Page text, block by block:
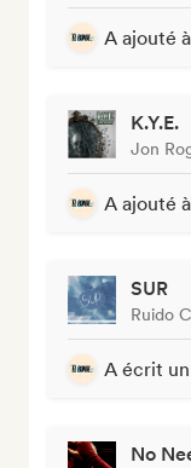
A ajouté
K.Y.E.
Jon
A ajouté
SUR
Ruido
A écrit
No